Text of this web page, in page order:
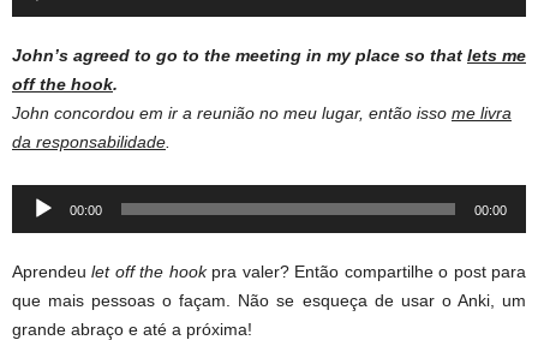
John’s agreed to go to the meeting in my place so that lets me
off the hook.
John concordou em ir a reunião no meu lugar, então isso me livra
da responsabilidade
Audio
00:00 00:00
Aprendeulet off the hookpra valer? Então compartilhe o post para
que mais pessoas o façam. Não se esqueça de usar o Anki, um
grande abraço e até a próxima!